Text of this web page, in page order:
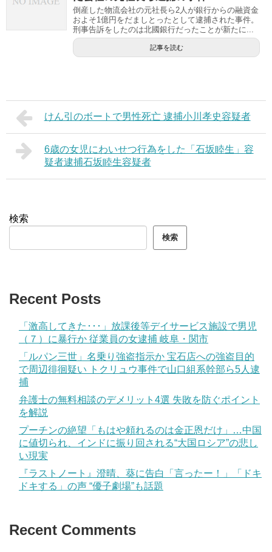
倒産した物流会社の元社長ら2人が銀行からの融資金
およそ1億円をだましとったとして逮捕された事件。
刑事告訴をしたのは北國銀行だったことが新たに...
記事を読む
けん引のボートで男性死亡 逮捕小川孝史容疑者
6歳の女児にわいせつ行為をした「石坂睦生」容
疑者逮捕石坂睦生容疑者
検索
検索
Recent Posts
「激高してきた･･･」放課後等デイサービス施設で男児
（７）に暴行か 従業員の女逮捕 岐阜・関市
「ルパン三世」名乗り強盗指示か 宝石店への強盗目的
で周辺徘徊疑い トクリュウ事件で山口組系幹部ら5人逮
捕
弁護士の無料相談のデメリット4選 失敗を防ぐポイント
を解説
プーチンの絶望「もはや頼れるのは金正恩だけ」…中国
に値切られ、インドに振り回される“大国ロシア”の悲し
い現実
『ラストノート』澄晴、葵に告白「言ったー！」「ドキ
ドキする」の声 “優子劇場”も話題
Recent Comments